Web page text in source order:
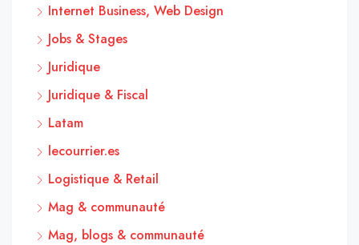
Internet Business, Web Design
Jobs & Stages
Juridique
Juridique & Fiscal
Latam
lecourrier.es
Logistique & Retail
Mag & communauté
Mag, blogs & communauté